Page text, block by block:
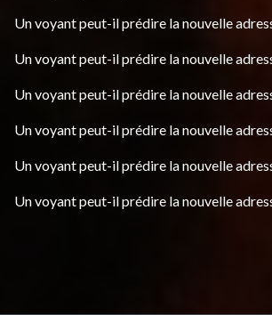
Un voyant peut-il prédire la nouvelle
Un voyant peut-il prédire la nouvelle
Un voyant peut-il prédire la nouvelle
Un voyant peut-il prédire la nouvelle
Un voyant peut-il prédire la nouvelle
Un voyant peut-il prédire la nouvelle